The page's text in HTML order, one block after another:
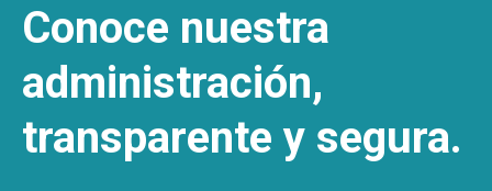
Conoce nuestra
administración,
transparente y segura.